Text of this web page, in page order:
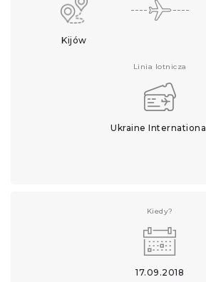
Kijów
Linia lotnicza
Ukraine
Kiedy?
17.09.2018